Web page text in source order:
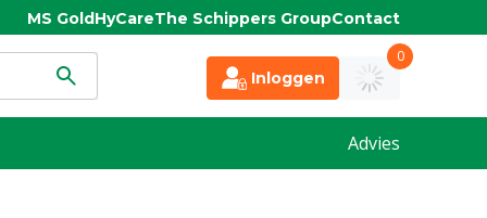
MS GoldHyCareThe Schippers GroupContact
Inloggen
0
Advies